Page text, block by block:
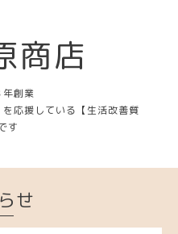
商店
年創業
応援している【生活改善質
す
せ